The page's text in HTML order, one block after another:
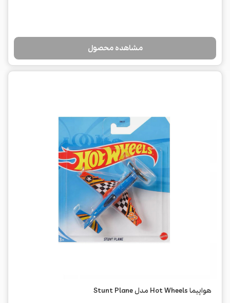
مشاهده محصول
هواپیما Hot Wheels مدل Stunt Plane